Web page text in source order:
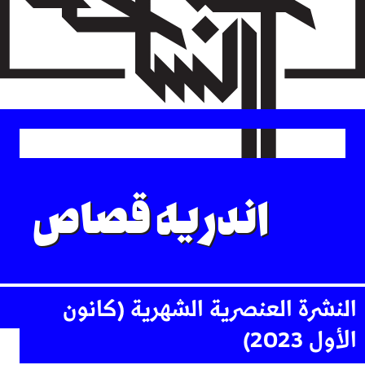
main
اندريه قصاص
النشرة العنصرية الشهرية (كانون
الأول 2023)